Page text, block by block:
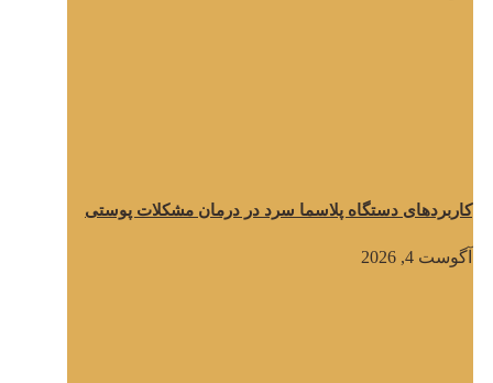
کاربردهای دستگاه پلاسما سرد در درمان مشکلات پوستی
آگوست 4, 2026